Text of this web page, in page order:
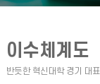
이수체계도